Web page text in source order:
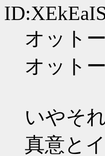
オットー
オット
いやそ
真意と